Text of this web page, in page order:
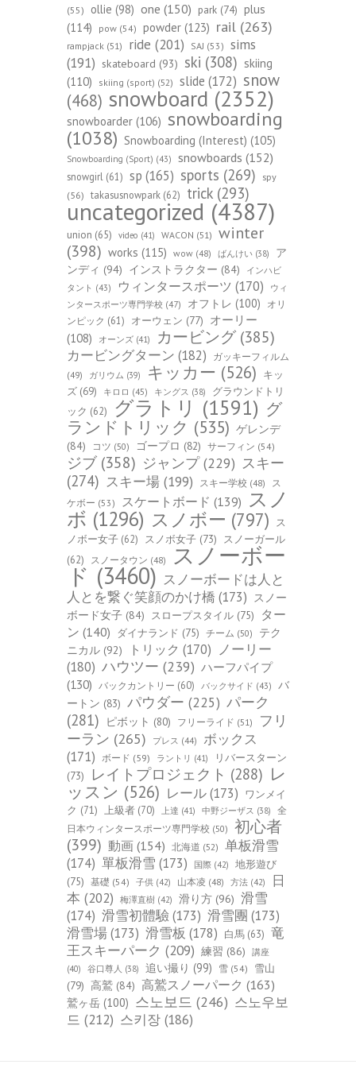
(55)
ollie (98) one (150) park (74) plus
(114)
pow (54) powder (123) rail (263)
rampjack (51) ride (201) SAJ (53) sims
(191) skateboard (93) ski (308) skiing
(110)
skiing (sport) (52) slide (172) snow
(468) snowboard (2352)
snowboarder (106) snowboarding
(1038) Snowboarding (Interest) (105)
Snowboarding (Sport) (43) snowboards (152)
snowgirl (61) sp (165) sports (269)
spy
(56) takasusnowpark (62) trick (293)
uncategorized (4387)
union (65) video (41) WACON (51) winter
(398) works (115) wow (48) ばんけい (38)
ア
ンディ (94) インストラクター (84)
インハビ
タント (43) ウィンタースポーツ (170)
ウィ
ンタースポーツ専門学校 (47) オフトレ (100)
オリ
ンピック (61) オーウェン (77) オーリー
(108)
オーンズ (41) カービング (385)
カービングターン (182)
ガッキーフィルム
(49)
ガリウム (39) キッカー (526) キッ
ズ (69) キロロ (45) キングス (38)
グラウンドトリ
ック (62) グラトリ (1591) グ
ランドトリック (535) ゲレンデ
(84)
コツ (50) ゴープロ (82) サーフィン (54)
ジブ (358) ジャンプ(229) スキー
(274) スキー場 (199) スキー学校 (48)
ス
ケボー (53) スケートボード (139) スノ
ボ (1296) スノボー (797)
ス
ノボー女子 (62) スノボ女子 (73)
スノーガール
(62)
スノータウン (48) スノーボー
ド (3460) スノーボードは人と
人とを繋ぐ笑顔のかけ橋 (173) スノー
ボード女子 (84) スロープスタイル (75)
ター
ン (140) ダイナランド (75) チーム (50)
テク
ニカル (92) トリック (170) ノーリー
(180) ハウツー (239) ハーフパイプ
(130)
バックカントリー (60) バックサイド (43)
バ
ートン (83) パウダー (225) パーク
(281)
ピボット (80) フリーライド (51)
フリ
ーラン (265) プレス (44)
ボックス
(171)
ボード (59) ラントリ (41)
リバースターン
(73)
レイトプロジェクト (288) レ
ッスン (526) レール(173) ワンメイ
ク (71) 上級者 (70) 上達 (41) 中野ジーザス (38)
全
日本ウィンタースポーツ専門学校 (50) 初心者
(399) 動画 (154) 北海道 (52) 单板滑雪
(174) 單板滑雪 (173) 国際 (42)
地形遊び
(75) 基礎 (54) 子供 (42) 山本凌 (48) 方法 (42)
日
本 (202) 梅澤直樹 (42) 滑り方 (96) 滑雪
(174) 滑雪初體驗 (173) 滑雪團 (173)
滑雪場(173) 滑雪板 (178) 白馬 (63) 竜
王スキーパーク (209) 練習 (86)
講座
(40)
谷口尊人 (38) 追い撮り (99) 雪 (54)
雪山
(79) 高鷲 (84) 高鷲スノーパーク (163)
鷲ヶ岳 (100) 스노보드 (246) 스노우보
드 (212) 스키장 (186)